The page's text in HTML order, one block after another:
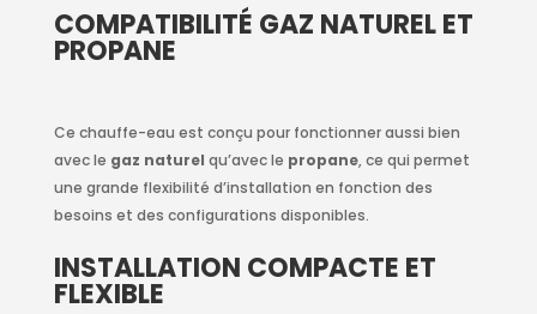
COMPATIBILITÉ GAZ NATUREL ET
PROPANE
Ce chauffe-eau est conçu pour fonctionner aussi bien
avec le gaz naturel qu’avec le propane, ce qui permet
une grande flexibilité d’installation en fonction des
besoins et des configurations disponibles.
INSTALLATION COMPACTE ET
FLEXIBLE